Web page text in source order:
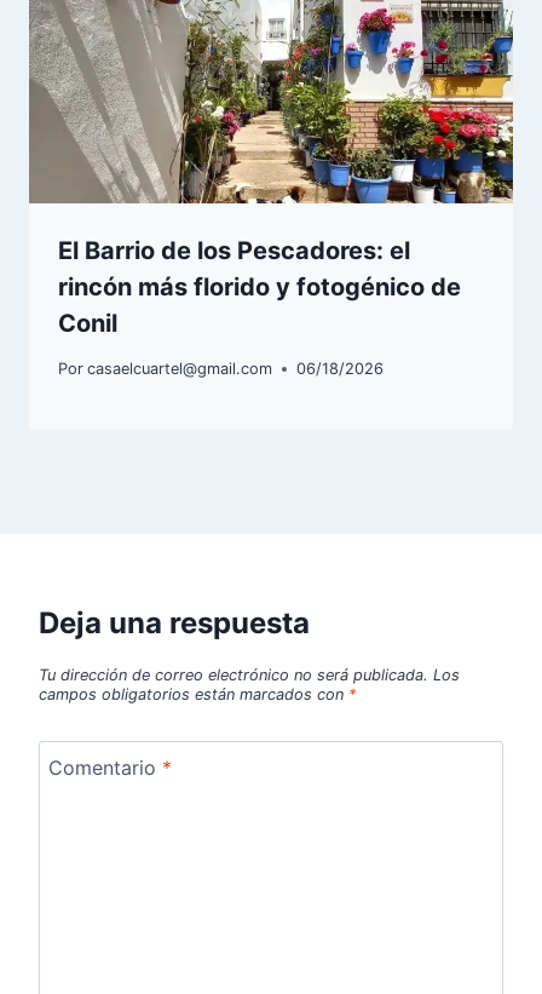
El Barrio de los Pescadores: el
rincón más florido y fotogénico de
Conil
Por casaelcuartel@gmail.com 06/18/2026
Deja una respuesta
Tu dirección de correo electrónico no será publicada. Los
campos obligatorios están marcados con *
Comentario *